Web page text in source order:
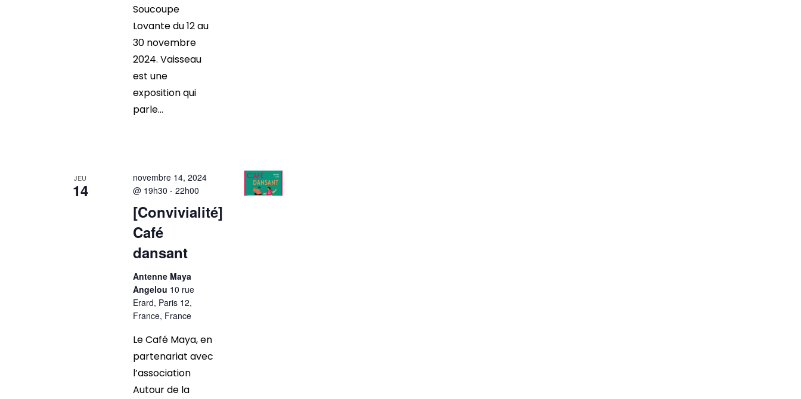
Soucoupe
Lovante du 12 au
30 novembre
2024. Vaisseau
est une
exposition qui
parle...
JEU
14
[Convivialité]
Café
dansant
novembre 14, 2024
@ 19h30 -22h00
Antenne Maya
Angelou 10 rue
Erard, Paris 12,
France, France
Le Café Maya, en
partenariat avec
l’association
Autour de la